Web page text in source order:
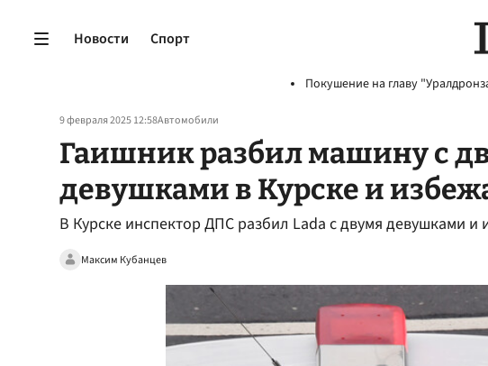
Новости Спорт
Покушение на главу
9 февраля 2025 12:58Автомобили
Гаишник разбил машину с
девушками в Курске и
В Курске инспектор ДПС разбил Lada с двумя девушками
Максим Кубанцев